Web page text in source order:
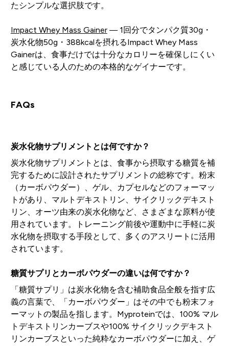
たシンプルな選択肢です。
Impact Whey Mass Gainer— 1回分でタンパク質30g・
炭水化物50g・388kcalを摂れるImpact Whey Mass
Gainerは、食事だけでは十分なカロリーを確保しにくい
と感じている人のための本格的なゲイナーです。
FAQs
炭水化物サプリメントとは何ですか？
炭水化物サプリメントとは、食事から摂取する糖質を補
完するために設計されたサプリメントの総称です。粉末
（カーボパウダー）、ゲル、カプセルなどのフォーマッ
トがあり、マルトデキストリン、サイクリックデキスト
リン、オーツ由来の炭水化物など、さまざまな原料が使
用されています。トレーニング前後や運動中に手軽に炭
水化物を摂取する手段として、多くのアスリートに活用
されています。
糖質サプリとカーボパウダーの違いは何ですか？
「糖質サプリ」は炭水化物を含む補助食品全般を指す広
義の言葉で、「カーボパウダー」はその中でも粉末フォ
ーマットの製品を指します。Myproteinでは、100% マル
トデキストリンカーブスや100% サイクリックデキスト
リンカーブスといった純粋なカーボパウダーに加え、ゲ